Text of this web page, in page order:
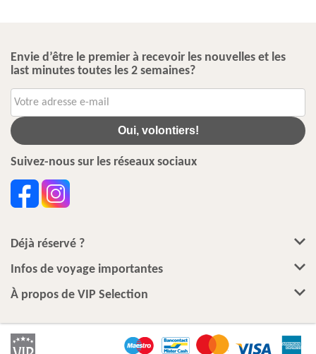
Envie d’être le premier à recevoir les nouvelles et les
last minutes toutes les 2 semaines?
Oui, volontiers!
Suivez-nous sur les réseaux sociaux
Déjà réservé ?
Infos de voyage importantes
À propos de VIP Selection